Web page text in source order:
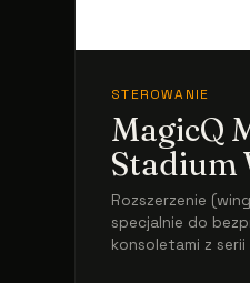
STEROWANIE
MagicQ
Stadium
Rozszerzenie
specjalnie do
konsoletami z serii